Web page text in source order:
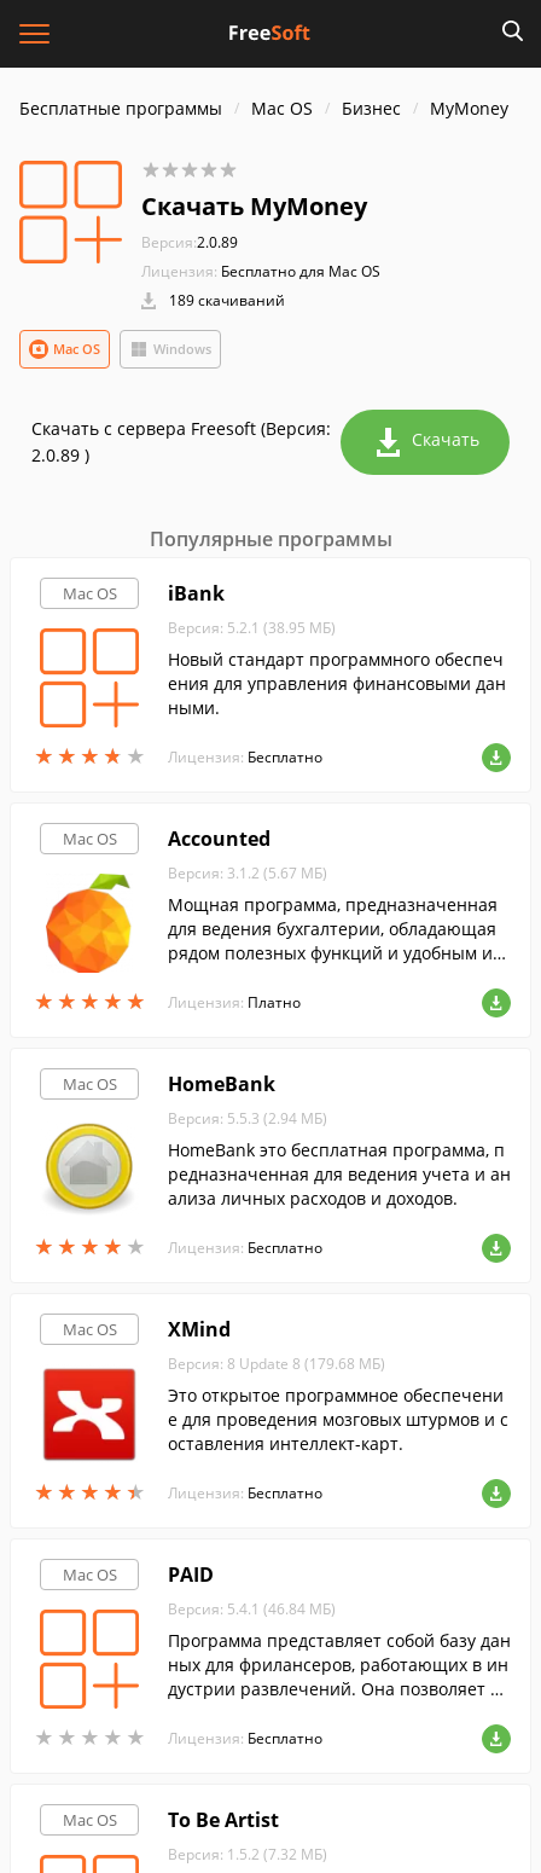
Бесплатные программы Mac OS Бизнес MyMoney
Скачать MyMoney
Версия:2.0.89
Лицензия: Бесплатно для Mac OS
189 скачиваний
Mac OS Windows
Скачать с сервера Freesoft (Версия:
2.0.89 )
Скачать
Популярные программы
Mac OS
★ ★ ★ ★ ★
★ ★ ★ ★ ★
iBank
Версия: 5.2.1 (38.95 МБ)
Новый стандарт программного обеспеч
ения для управления финансовыми дан
ными.
Лицензия: Бесплатно
Mac OS
★ ★ ★ ★ ★
★ ★ ★ ★ ★
Accounted
Версия: 3.1.2 (5.67 МБ)
Мощная программа, предназначенная
для ведения бухгалтерии, обладающая
рядом полезных функций и удобным ин
Лицензия: Платно
Mac OS
★ ★ ★ ★ ★
★ ★ ★ ★ ★
HomeBank
Версия: 5.5.3 (2.94 МБ)
HomeBank это бесплатная программа, п
редназначенная для ведения учета и ан
ализа личных расходов и доходов.
Лицензия: Бесплатно
Mac OS
★ ★ ★ ★ ★
★ ★ ★ ★ ★
XMind
Версия: 8 Update 8 (179.68 МБ)
Это открытое программное обеспечени
е для проведения мозговых штурмов и с
оставления интеллект-карт.
Лицензия: Бесплатно
Mac OS
★ ★ ★ ★ ★
★ ★ ★ ★ ★
PAID
Версия: 5.4.1 (46.84 МБ)
Программа представляет собой базу дан
ных для фрилансеров, работающих в ин
дустрии развлечений. Она позволяет от
р.
Лицензия: Бесплатно
Mac OS To Be Artist
Версия: 1.5.2 (7.32 МБ)